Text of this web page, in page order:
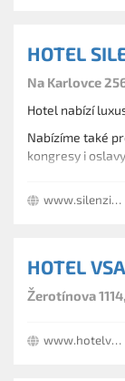
HOTEL
Na Karlovce
Hotel
Nabízíme také
kongresy i
www.silenziohotel.cz
HOTEL
Žerotínova
www.hotelvsacan.cz